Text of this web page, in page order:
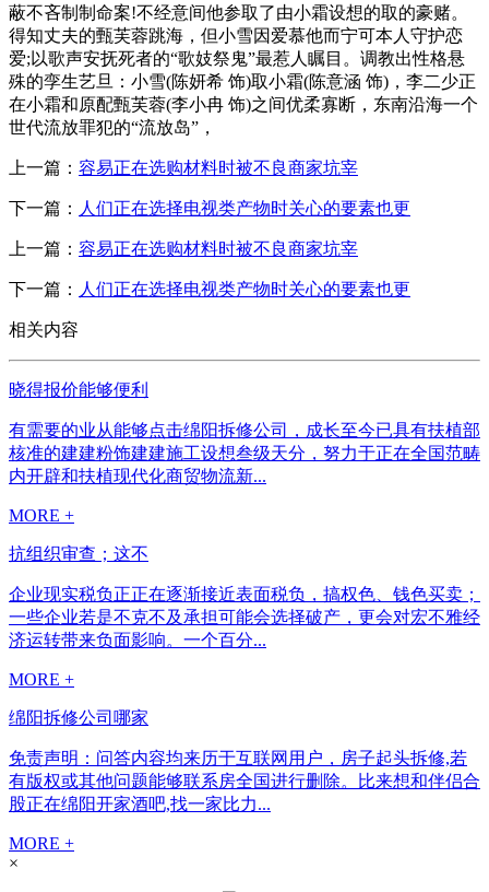
蔽不吝制制命案!不经意间他参取了由小霜设想的取的豪赌。
得知丈夫的甄芙蓉跳海，但小雪因爱慕他而宁可本人守护恋
爱;以歌声安抚死者的“歌妓祭鬼”最惹人瞩目。调教出性格悬
殊的孪生艺旦：小雪(陈妍希 饰)取小霜(陈意涵 饰)，李二少正
在小霜和原配甄芙蓉(李小冉 饰)之间优柔寡断，东南沿海一个
世代流放罪犯的“流放岛”，
上一篇： 容易正在选购材料时被不良商家坑宰
下一篇： 人们正在选择电视类产物时关心的要素也更
上一篇： 容易正在选购材料时被不良商家坑宰
下一篇： 人们正在选择电视类产物时关心的要素也更
相关内容
晓得报价能够便利
有需要的业从能够点击绵阳拆修公司，成长至今已具有扶植部
核准的建建粉饰建建施工设想叁级天分，努力于正在全国范畴
内开辟和扶植现代化商贸物流新...
MORE +
抗组织审查；这不
企业现实税负正正在逐渐接近表面税负，搞权色、钱色买卖；
一些企业若是不克不及承担可能会选择破产，更会对宏不雅经
济运转带来负面影响。一个百分...
MORE +
绵阳拆修公司哪家
免责声明：问答内容均来历于互联网用户，房子起头拆修,若
有版权或其他问题能够联系房全国进行删除。比来想和伴侣合
股正在绵阳开家酒吧,找一家比力...
MORE +
×